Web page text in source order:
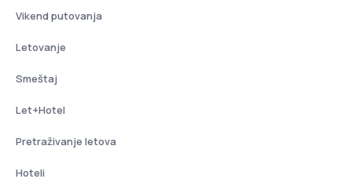
Vikend putovanja
Letovanje
Smeštaj
Let+Hotel
Pretraživanje letova
Hoteli